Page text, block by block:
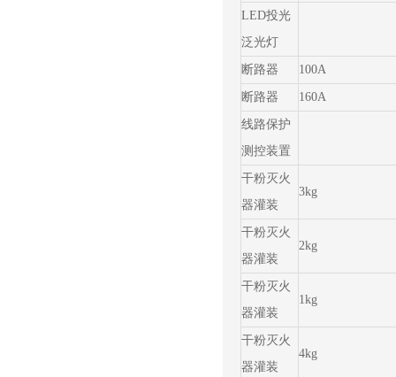
LED投光
泛光灯
断路器 100A
断路器 160A
线路保护
测控装置
干粉灭火
器灌装
3kg
干粉灭火
器灌装
2kg
干粉灭火
器灌装
1kg
干粉灭火
器灌装
4kg